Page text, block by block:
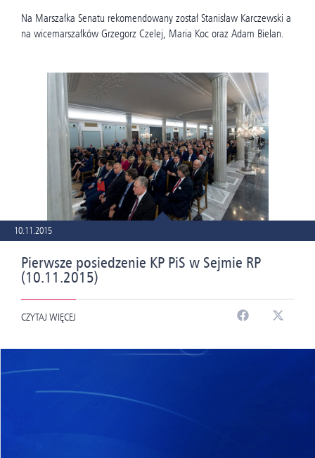
Na Marszałka Senatu rekomendowany został Stanisław Karczewski a
na wicemarszałków Grzegorz Czelej, Maria Koc oraz Adam Bielan.
10.11.2015
Pierwsze posiedzenie KP PiS w Sejmie RP
(10.11.2015)
CZYTAJ WIĘCEJ